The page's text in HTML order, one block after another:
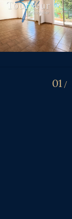
01 /